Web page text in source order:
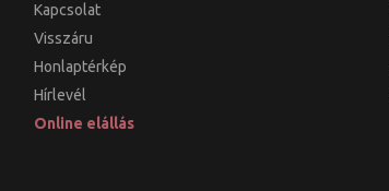
Kapcsolat
Visszáru
Honlaptérkép
Hírlevél
Online elállás